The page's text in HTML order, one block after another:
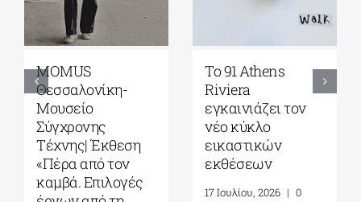
Γκαλερί
Ζουμπουλάκη|
Σοφία
Παπακώστα-
Things to hold| 17
Σεπτεμβρίου – 10
Οκτωβρίου 2026
Έρχεται το
Platforms Project
2026| 17-20
Σεπτεμβρίου στο
Καπνεργοστάσιο
της Βουλής των